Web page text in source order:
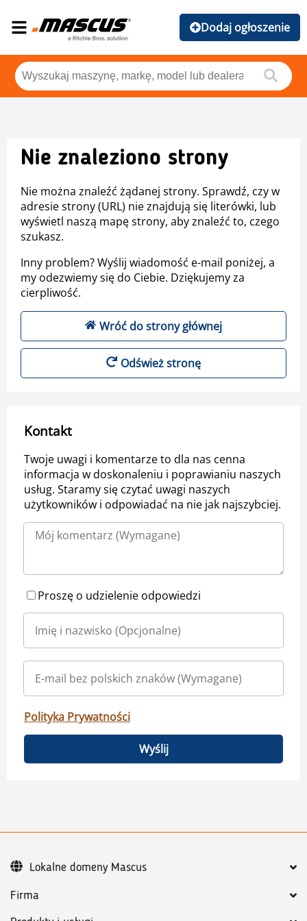
Dodaj ogłoszenie
Nie znaleziono strony
Nie można znaleźć żądanej strony. Sprawdź, czy w
adresie strony (URL) nie znajdują się literówki, lub
wyświetl naszą mapę strony, aby znaleźć to, czego
szukasz.
Inny problem? Wyślij wiadomość e-mail poniżej, a
my odezwiemy się do Ciebie. Dziękujemy za
cierpliwość.
Wróć do strony głównej
Odśwież stronę
Kontakt
Twoje uwagi i komentarze to dla nas cenna
informacja w doskonaleniu i poprawianiu naszych
usług. Staramy się czytać uwagi naszych
użytkowników i odpowiadać na nie jak najszybciej.
Proszę o udzielenie odpowiedzi
Polityka Prywatności
Wyślij
Firma
Lokalne domeny Mascus